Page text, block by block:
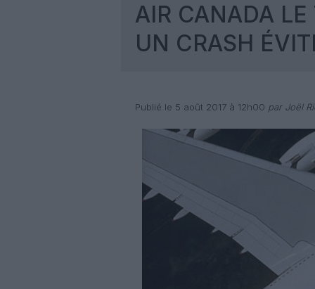
AIR CANADA
UN CRASH
Publié le 5 août 2017 à 12h00 par Joël